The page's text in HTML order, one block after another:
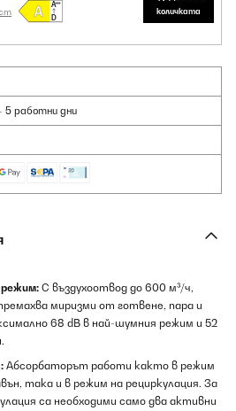
количката
5 работни дни
С въздухоотвод до 600 м³/ч,
миризми от готвене, пара и
68 dB в най-шумния режим и 52
Абсорбаторът работи както в режим
така и в режим на рециркулация. За
са необходими само два активни